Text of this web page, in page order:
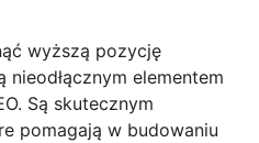
wyższą pozycję
nieodłącznym elementem
Są skutecznym
pomagają w budowaniu